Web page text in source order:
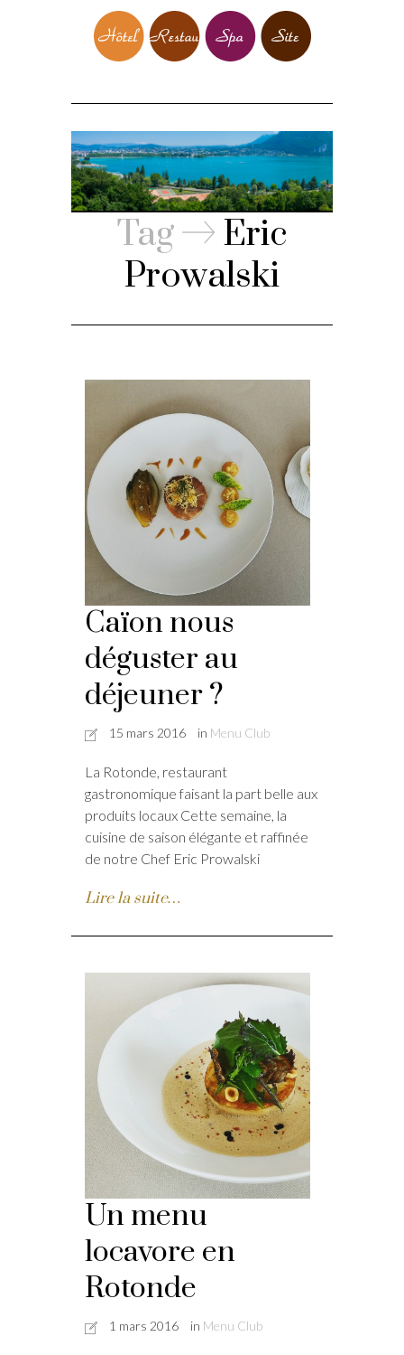
Tag
Eric
Prowalski
Caïon nous
déguster au
déjeuner ?
15 mars 2016 in Menu Club
La Rotonde, restaurant
gastronomique faisant la part belle aux
produits locaux Cette semaine, la
cuisine de saison élégante et raffinée
de notre Chef Eric Prowalski
Lire la suite…
Un menu
locavore en
Rotonde
1 mars 2016 in Menu Club